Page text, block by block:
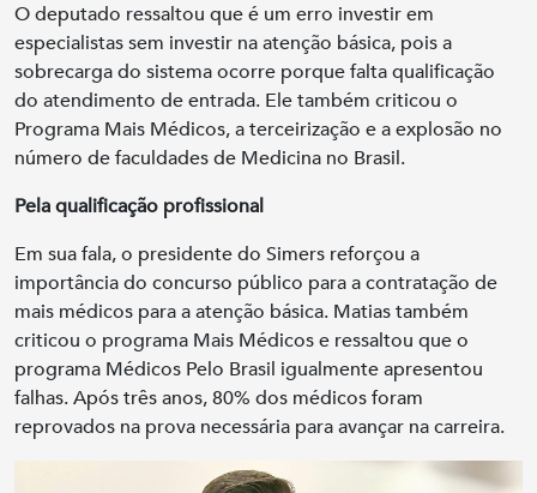
O deputado ressaltou que é um erro investir em
especialistas sem investir na atenção básica, pois a
sobrecarga do sistema ocorre porque falta qualificação
do atendimento de entrada. Ele também criticou o
Programa Mais Médicos, a terceirização e a explosão no
número de faculdades de Medicina no Brasil.
Pela qualificação profissional
Em sua fala, o presidente do Simers reforçou a
importância do concurso público para a contratação de
mais médicos para a atenção básica. Matias também
criticou o programa Mais Médicos e ressaltou que o
programa Médicos Pelo Brasil igualmente apresentou
falhas. Após três anos, 80% dos médicos foram
reprovados na prova necessária para avançar na carreira.